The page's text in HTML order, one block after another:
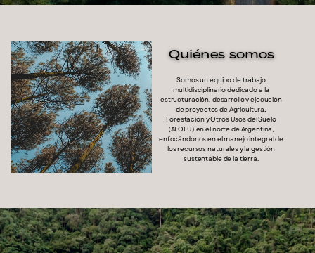
Quiénes somos
Somos un equipo de trabajo
multidisciplinario dedicado a la
estructuración, desarrollo y ejecución
de proyectos de Agricultura,
Forestación y Otros Usos del Suelo
(AFOLU) en el norte de Argentina,
enfocándonosen el manejo integral de
los recursos naturales y lagestión
sustentable de la tierra.